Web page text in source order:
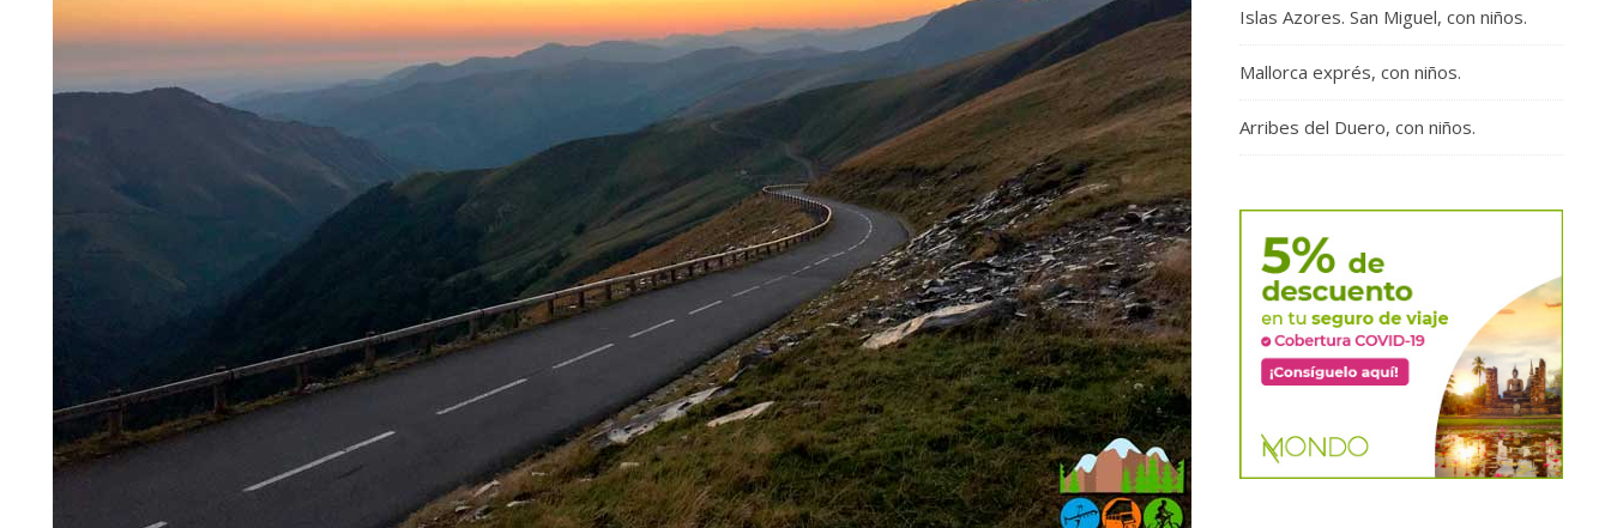
Islas Azores. San Miguel, con niños.
Mallorca exprés, con niños.
Arribes del Duero, con niños.